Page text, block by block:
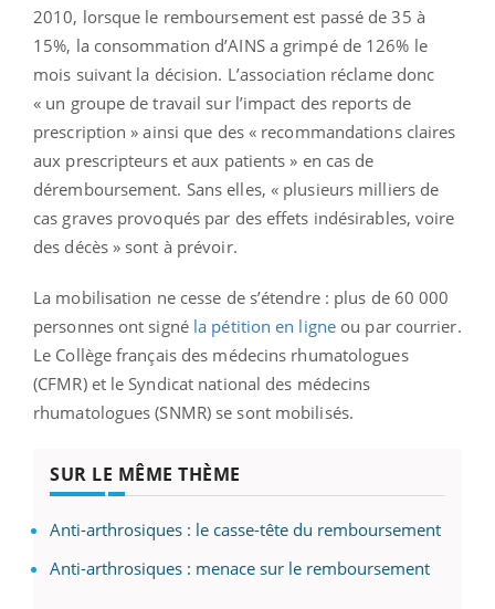
2010, lorsque le remboursement est passé de 35 à
15%, la consommation d’AINS a grimpé de 126% le
mois suivant la décision. L’association réclame donc
« un groupe de travail sur l’impact des reports de
prescription » ainsi que des « recommandations claires
aux prescripteurs et aux patients » en cas de
déremboursement. Sans elles, « plusieurs milliers de
cas graves provoqués par des effets indésirables, voire
des décès » sont à prévoir.
La mobilisation ne cesse de s’étendre : plus de 60 000
personnes ont signé la pétition en ligne ou par courrier.
Le Collège français des médecins rhumatologues
(CFMR) et le Syndicat national des médecins
rhumatologues (SNMR) se sont mobilisés.
SUR LE MÊME THÈME
Anti-arthrosiques : le casse-tête du remboursement
Anti-arthrosiques : menace sur le remboursement